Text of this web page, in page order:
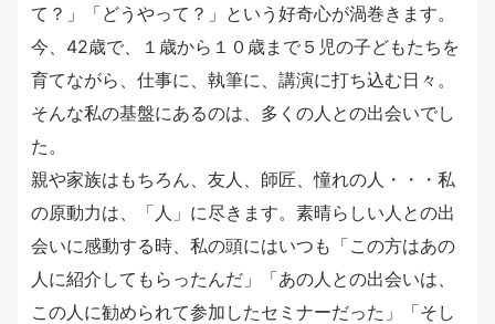
て？」「どうやって？」という好奇心が渦巻きます。
今、42歳で、１歳から１０歳まで５児の子どもたちを
育てながら、仕事に、執筆に、講演に打ち込む日々。
そんな私の基盤にあるのは、多くの人との出会いでし
た。
親や家族はもちろん、友人、師匠、憧れの人・・・私
の原動力は、「人」に尽きます。素晴らしい人との出
会いに感動する時、私の頭にはいつも「この方はあの
人に紹介してもらったんだ」「あの人との出会いは、
この人に勧められて参加したセミナーだった」「そし